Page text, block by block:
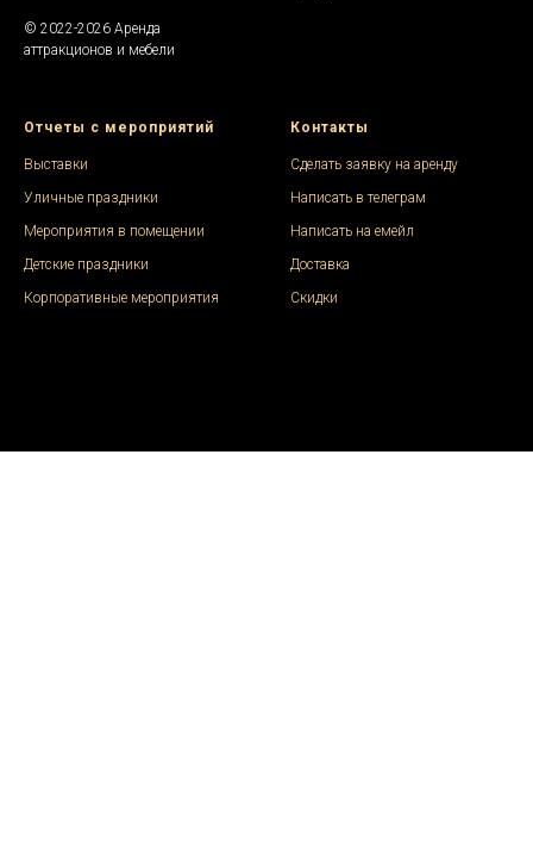
© 2022-2026 Аренда
аттракционов и мебели
Отчеты с мероприятий
Выставки
Уличные праздники
Мероприятия в помещении
Детские праздники
Корпоративные мероприятия
Контакты
Сделать заявку на аренду
Написать в телеграм
Написать на емейл
Доставка
Скидки